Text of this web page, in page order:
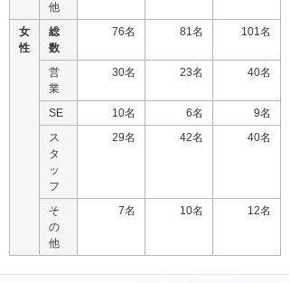
他
女
性
総
数
76名 81名 101名
営
業
30名 23名 40名
SE 10名 6名
9名
ス
タ
ッ
フ
29名 42名 40名
そ
の
他
7名 10名 12名